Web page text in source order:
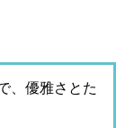
、優雅さとた